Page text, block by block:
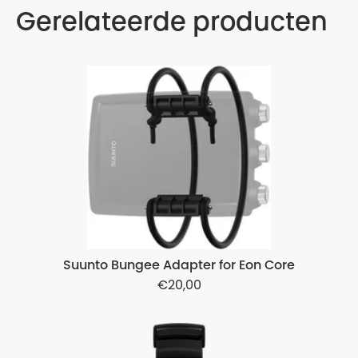
Gerelateerde producten
Suunto Bungee Adapter for Eon Core
20,00